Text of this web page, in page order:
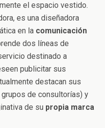
el espacio vestido.
es una diseñadora
en la comunicación
dos líneas de
destinado a
publicitar sus
destacan sus
de consultorías) y
de su propia marca